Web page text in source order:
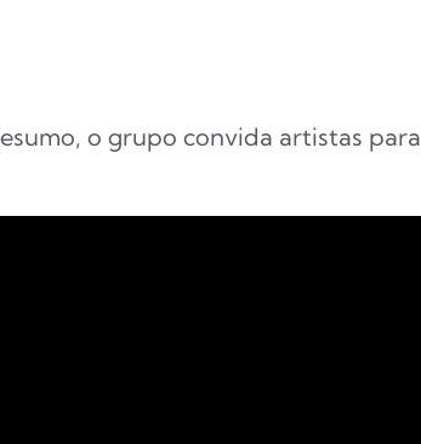
o grupo convida artistas para